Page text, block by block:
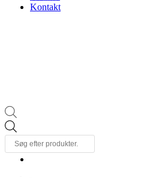
Kontakt
search